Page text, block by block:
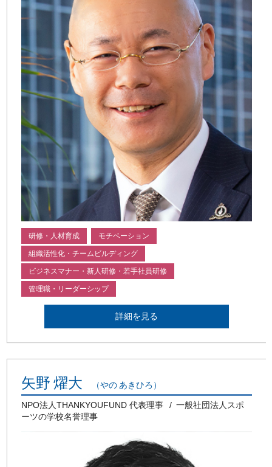
研修・人材育成 モチベーション
組織活性化・チームビルディング
ビジネスマナー・新人研修・若手社員研修
管理職・リーダーシップ
詳細を見る
矢野 燿大 （やの あきひろ）
NPO法人THANKYOUFUND 代表理事
一般社団法人スポ
ーツの学校名誉理事